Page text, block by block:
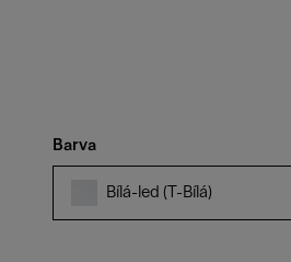
Barva
Bílá-led (T-Bílá)